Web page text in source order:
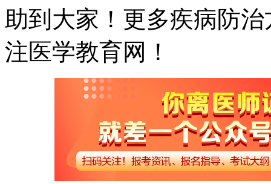
助到大家！更多疾病防
注医学教育网！